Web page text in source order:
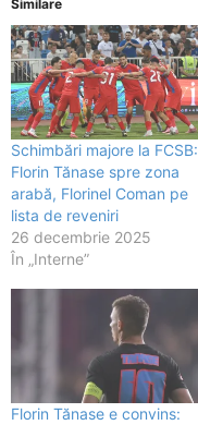
Similare
Schimbări majore la FCSB:
Florin Tănase spre zona
arabă, Florinel Coman pe
lista de reveniri
26 decembrie 2025
În „Interne”
Florin Tănase e convins: